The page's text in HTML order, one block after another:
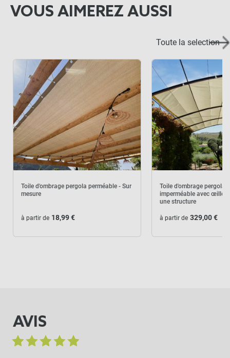
VOUS AIMEREZ AUSSI
Toute la selection
Toile d'ombrage pergola perméable - Sur
mesure
à partir de 18,99 €
Toile d'ombrage pergola
imperméable avec
une structure
à partir de 329,00 €
AVIS